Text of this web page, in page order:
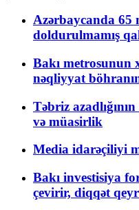
Azərbaycanda 65
doldurulmamış
Bakı metrosunun
nəqliyyat
Təbriz
və müasirlik
Media idarəçiliyi
Bakı investisiya
çevirir, diqqət